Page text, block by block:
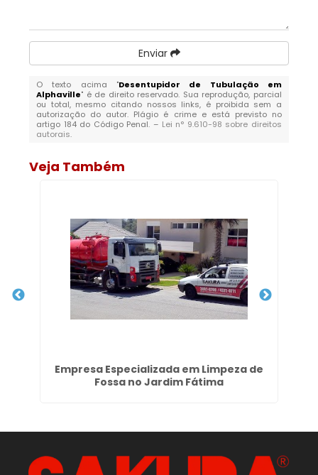
Enviar
O texto acima "Desentupidor de Tubulação em
Alphaville" é de direito reservado. Sua reprodução, parcial
ou total, mesmo citando nossos links, é proibida sem a
autorização do autor. Plágio é crime e está previsto no
artigo 184 do Código Penal. – Lei n° 9.610-98 sobre direitos
autorais.
Veja Também
Empresa Especializada em Limpeza de
Fossa no Jardim Fátima